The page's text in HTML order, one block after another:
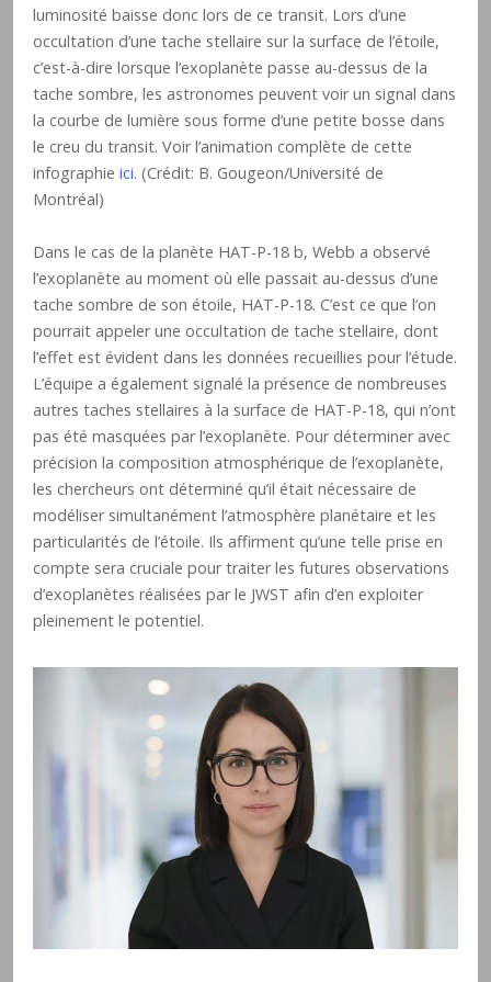
luminosité baisse donc lors de ce transit. Lors d’une
occultation d’une tache stellaire sur la surface de l’étoile,
c’est-à-dire lorsque l’exoplanète passe au-dessus de la
tache sombre, les astronomes peuvent voir un signal dans
la courbe de lumière sous forme d’une petite bosse dans
le creu du transit. Voir l’animation complète de cette
infographie ici. (Crédit: B. Gougeon/Université de
Montréal)
Dans le cas de la planète HAT-P-18 b, Webb a observé
l’exoplanète au moment où elle passait au-dessus d’une
tache sombre de son étoile, HAT-P-18. C’est ce que l’on
pourrait appeler une occultation de tache stellaire, dont
l’effet est évident dans les données recueillies pour l’étude.
L’équipe a également signalé la présence de nombreuses
autres taches stellaires à la surface de HAT-P-18, qui n’ont
pas été masquées par l’exoplanète. Pour déterminer avec
précision la composition atmosphérique de l’exoplanète,
les chercheurs ont déterminé qu’il était nécessaire de
modéliser simultanément l’atmosphère planétaire et les
particularités de l’étoile. Ils affirment qu’une telle prise en
compte sera cruciale pour traiter les futures observations
d’exoplanètes réalisées par le JWST afin d’en exploiter
pleinement le potentiel.